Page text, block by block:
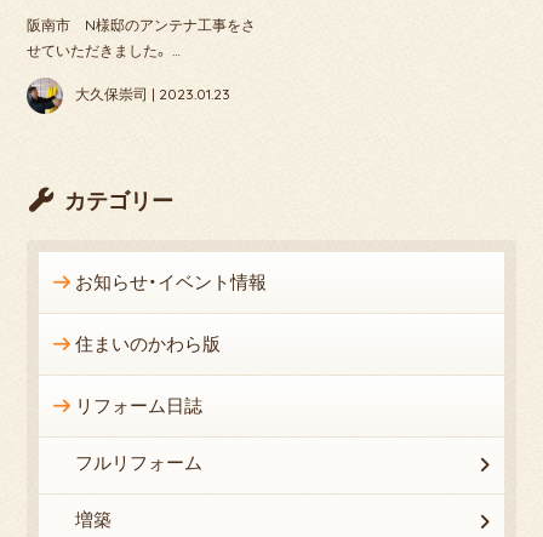
阪南市 N様邸のアンテナ工事をさ
せていただきました。 …
大久保崇司 | 2023.01.23
カテゴリー
お知らせ・イベント情報
住まいのかわら版
リフォーム日誌
フルリフォーム
増築